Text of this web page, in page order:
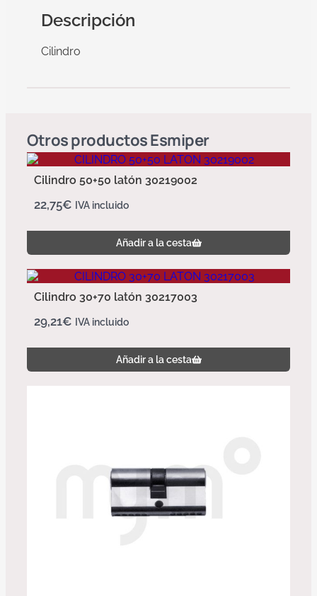
Descripción
Cilindro
Otros productosEsmiper
Cilindro 50+50 latón 30219002
22,75€ IVA incluido
Añadir a la cesta
Cilindro 30+70 latón 30217003
29,21€ IVA incluido
Añadir a la cesta